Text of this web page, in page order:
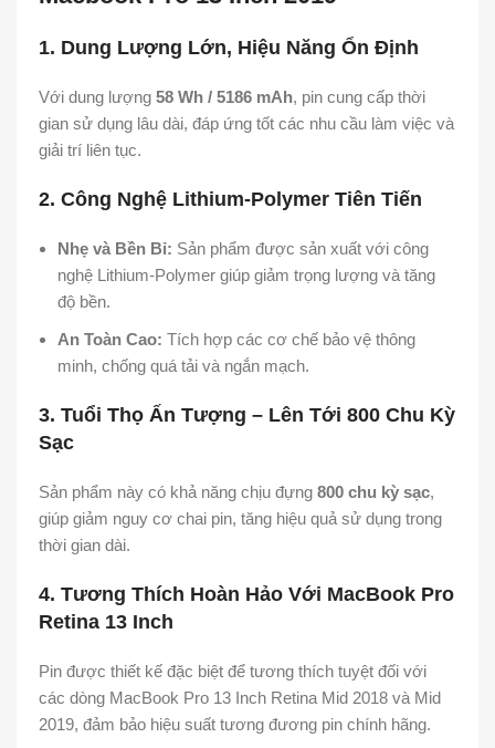
1. Dung Lượng Lớn, Hiệu Năng Ổn Định
Với dung lượng 58 Wh / 5186 mAh, pin cung cấp thời
gian sử dụng lâu dài, đáp ứng tốt các nhu cầu làm việc và
giải trí liên tục.
2. Công Nghệ Lithium-Polymer Tiên Tiến
Nhẹ và Bền Bỉ: Sản phẩm được sản xuất với công
nghệ Lithium-Polymer giúp giảm trọng lượng và tăng
độ bền.
An Toàn Cao: Tích hợp các cơ chế bảo vệ thông
minh, chống quá tải và ngắn mạch.
3. Tuổi Thọ Ấn Tượng – Lên Tới 800 Chu Kỳ
Sạc
Sản phẩm này có khả năng chịu đựng 800 chu kỳ sạc,
giúp giảm nguy cơ chai pin, tăng hiệu quả sử dụng trong
thời gian dài.
4. Tương Thích Hoàn Hảo Với MacBook Pro
Retina 13 Inch
Pin được thiết kế đặc biệt để tương thích tuyệt đối với
các dòng MacBook Pro 13 Inch Retina Mid 2018 và Mid
2019, đảm bảo hiệu suất tương đương pin chính hãng.